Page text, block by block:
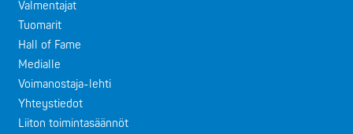
Valmentajat
Tuomarit
Hall of Fame
Medialle
Voimanostaja-lehti
Yhteystiedot
Liiton toimintasäännöt